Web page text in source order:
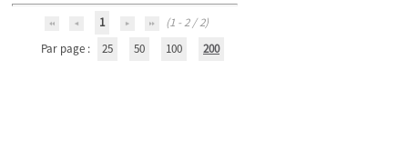
1
(1 - 2 / 2)
Par page :
25 50 100 200